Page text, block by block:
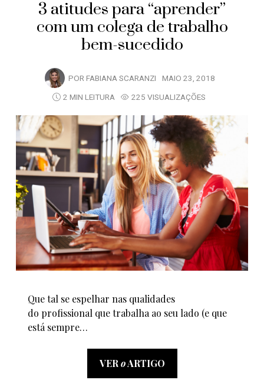
3 atitudes para “aprender”
com um colega de trabalho
bem-sucedido
POR FABIANA SCARANZI MAIO 23, 2018
2 MIN LEITURA
225 VISUALIZAÇÕES
Que tal se espelhar nas qualidades
do profissional que trabalha ao seu lado (e que
está sempre…
VER oARTIGO